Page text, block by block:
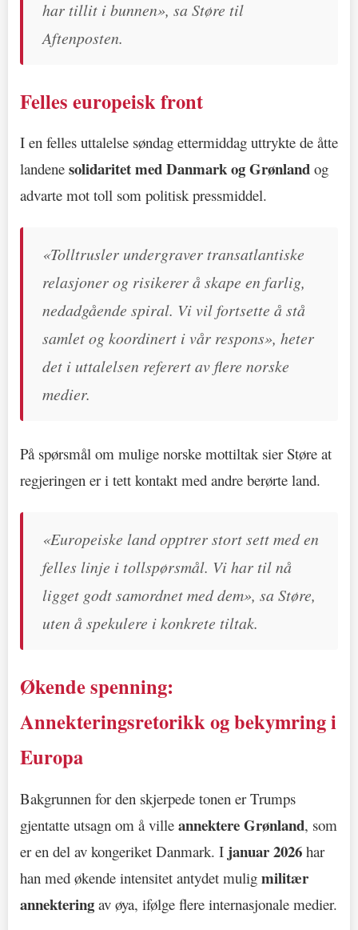
har tillit i bunnen», sa Støre til
Aftenposten.
Felles europeisk front
I en felles uttalelse søndag ettermiddag uttrykte de åtte
landene solidaritet med Danmark og Grønland og
advarte mot toll som politisk pressmiddel.
«Tolltrusler undergraver transatlantiske
relasjoner og risikerer å skape en farlig,
nedadgående spiral. Vi vil fortsette å stå
samlet og koordinert i vår respons», heter
det i uttalelsen referert av flere norske
medier.
På spørsmål om mulige norske mottiltak sier Støre at
regjeringen er i tett kontakt med andre berørte land.
«Europeiske land opptrer stort sett med en
felles linje i tollspørsmål. Vi har til nå
ligget godt samordnet med dem», sa Støre,
uten å spekulere i konkrete tiltak.
Økende spenning:
Annekteringsretorikk og bekymring i
Europa
Bakgrunnen for den skjerpede tonen er Trumps
gjentatte utsagn om å ville annektere Grønland, som
er en del av kongeriket Danmark. I januar 2026 har
han med økende intensitet antydet mulig militær
annektering av øya, ifølge flere internasjonale medier.